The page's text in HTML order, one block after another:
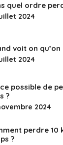
quel ordre
2024
voit on
2024
possible de
?
2024
perdre 10
?